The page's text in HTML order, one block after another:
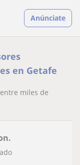
Anúnciate
en Getafe
miles de